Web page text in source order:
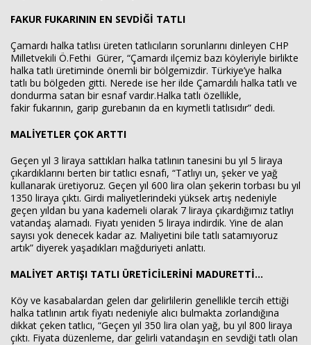
FAKUR FUKARININ EN SEVDİĞİ TATLI
Çamardı halka tatlısı üreten tatlıcıların sorunlarını dinleyen CHP
Milletvekili Ö.Fethi Gürer, “Çamardı ilçemiz bazı köyleriyle birlikte
halka tatlı üretiminde önemli bir bölgemizdir. Türkiye’ye halka
tatlı bu bölgeden gitti. Nerede ise her ilde Çamardılı halka tatlı ve
dondurma satan bir esnaf vardır.Halka tatlı özellikle,
fakir fukarının, garip gurebanın da en kıymetli tatlısıdır” dedi.
MALİYETLER ÇOK ARTTI
Geçen yıl 3 liraya sattıkları halka tatlının tanesini bu yıl 5 liraya
çıkardıklarını berten bir tatlıcı esnafı, “Tatlıyı un, şeker ve yağ
kullanarak üretiyoruz. Geçen yıl 600 lira olan şekerin torbası bu yıl
1350 liraya çıktı. Girdi maliyetlerindeki yüksek artış nedeniyle
geçen yıldan bu yana kademeli olarak 7 liraya çıkardığımız tatlıyı
vatandaş alamadı. Fiyatı yeniden 5 liraya indirdik. Yine de alan
sayısı yok denecek kadar az. Maliyetini bile tatlı satamıyoruz
artık” diyerek yaşadıkları mağduriyeti anlattı.
MALİYET ARTIŞI TATLI ÜRETİCİLERİNİ MADURETTİ…
Köy ve kasabalardan gelen dar gelirlilerin genellikle tercih ettiği
halka tatlının artık fiyatı nedeniyle alıcı bulmakta zorlandığına
dikkat çeken tatlıcı, “Geçen yıl 350 lira olan yağ, bu yıl 800 liraya
çıktı. Fiyata düzenleme, dar gelirli vatandaşın en sevdiği tatlı olan